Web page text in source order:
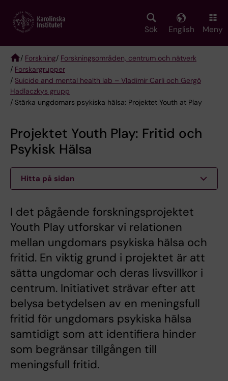
main
Sök English Meny
Breadcrumb
/ Forskning/ Forskningsområden, centrum och nätverk
/ Forskargrupper
/ Suicide and mental health lab – Vladimir Carli och Gergö
Hadlaczkys grupp
/ Stärka ungdomars psykiska hälsa: Projektet Youth at Play
Projektet Youth Play: Fritid och
Psykisk Hälsa
Hitta på sidan
I det pågående forskningsprojektet
Youth Play utforskar vi relationen
mellan ungdomars psykiska hälsa och
fritid. En viktig grund i projektet är att
sätta ungdomar och deras livsvillkor i
centrum. Initiativet strävar efter att
belysa betydelsen av en meningsfull
fritid för ungdomars psykiska hälsa
samtidigt som att identifiera hinder
som begränsar tillgången till
meningsfull fritid.